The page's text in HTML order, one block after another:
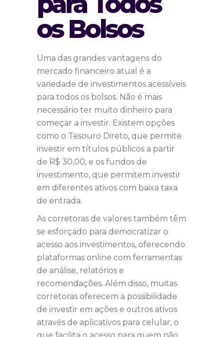
os Bolsos
Uma das grandes vantagens do
mercado financeiro atual é a
variedade de investimentos acessíveis
para todos os bolsos. Não é mais
necessário ter muito dinheiro para
começar a investir. Existem opções
como o Tesouro Direto, que permite
investir em títulos públicos a partir
de R$ 30,00, e os fundos de
investimento, que permitem investir
em diferentes ativos com baixa taxa
de entrada.
As corretoras de valores também têm
se esforçado para democratizar o
acesso aos investimentos, oferecendo
plataformas online com ferramentas
de análise, relatórios e
recomendações. Além disso, muitas
corretoras oferecem a possibilidade
de investir em ações e outros ativos
através de aplicativos para celular, o